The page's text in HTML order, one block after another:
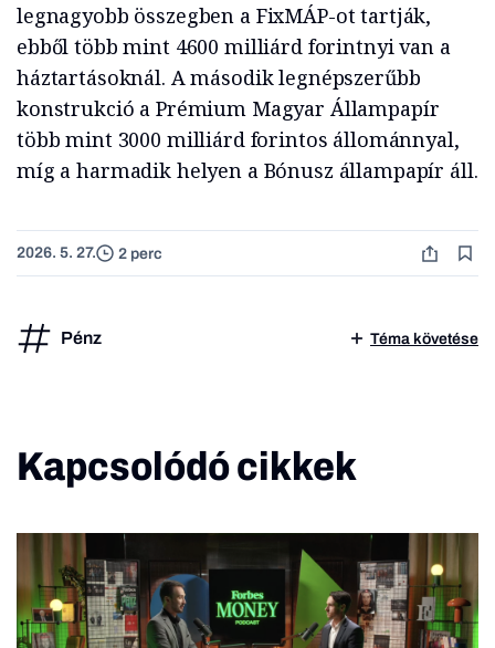
legnagyobb összegben a FixMÁP-ot tartják,
ebből több mint 4600 milliárd forintnyi van a
háztartásoknál. A második legnépszerűbb
konstrukció a Prémium Magyar Állampapír
több mint 3000 milliárd forintos állománnyal,
míg a harmadik helyen a Bónusz állampapír áll.
2026. 5. 27. 2 perc
Pénz Téma követése
Kapcsolódó cikkek